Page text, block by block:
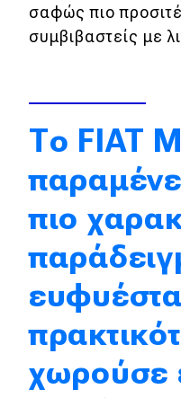
Ασφάλεια
Αγορά
Test Drive
Δοκιμή
Αποστολή
Συγκρίνουμε
Αγώνες
Formula 1
σαφώς πιο
συμβιβαστείς με
Το FIAT
πιο
χωρούσε